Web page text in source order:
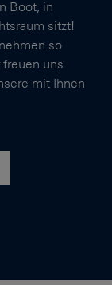
Boot, in
sitzt!
so
uns
mit Ihnen